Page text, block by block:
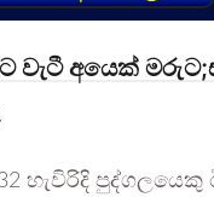
අයෙක්
හැවිරිදි